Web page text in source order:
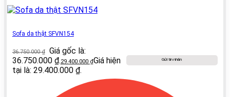
Sofa da thật SFVN154
36.750.000₫
Giá gốc là:
36.750.000 ₫.29.400.000 ₫Giá hiện
tại là: 29.400.000 ₫.
Gửi tin nhắn